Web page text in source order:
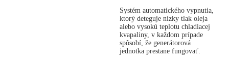
Systém automatického vypnutia,
ktorý deteguje nízky tlak oleja
alebo vysokú teplotu chladiacej
kvapaliny, v každom prípade
spôsobí, že generátorová
jednotka prestane fungovať.